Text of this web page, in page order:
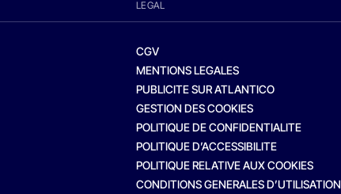
LEGAL
CGV
MENTIONS LEGALES
PUBLICITE SUR ATLANTICO
GESTION DES COOKIES
POLITIQUE DE CONFIDENTIALITE
POLITIQUE D’ACCESSIBILITE
POLITIQUE RELATIVE AUX COOKIES
CONDITIONS GENERALES D’UTILISATION